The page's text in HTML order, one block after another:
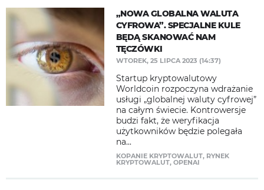
„NOWA GLOBALNA WALUTA
CYFROWA”. SPECJALNE KULE
BĘDĄ SKANOWAĆ NAM
TĘCZÓWKI
WTOREK, 25 LIPCA 2023 (14:37)
Startup kryptowalutowy
Worldcoin rozpoczyna wdrażanie
usługi „globalnej waluty cyfrowej”
na całym świecie. Kontrowersje
budzi fakt, że weryfikacja
użytkowników będzie polegała
na...
KOPANIE KRYPTOWALUT, RYNEK
KRYPTOWALUT, OPENAI